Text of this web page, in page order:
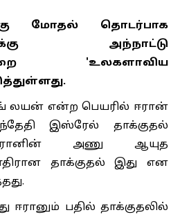
மோதல் தொடர்பாக
அந்நாட்டு
'உலகளாவிய
லயன் என்ற பெயரில் ஈரான்
இஸ்ரேல் தாக்குதல்
ஈரானின் அணு ஆயுத
தாக்குதல் இது என
பதில் தாக்குதலில்